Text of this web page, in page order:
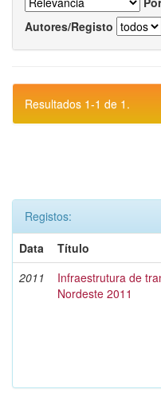
Autores/Registo
Resultados 1-1 de 1.
Registos:
Data
Título
2011
Infraestrutura de
Nordeste 2011